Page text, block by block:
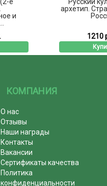
и
архетип.
1210
КОМПАНИЯ
О нас
Отзывы
Наши награды
Контакты
Вакансии
Сертификаты качества
Политика
конфиденциальности